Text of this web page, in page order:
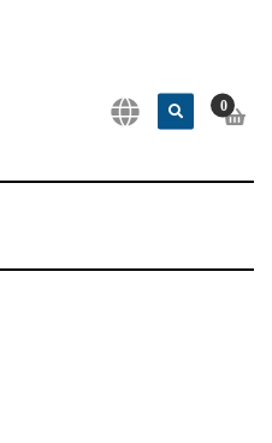
0